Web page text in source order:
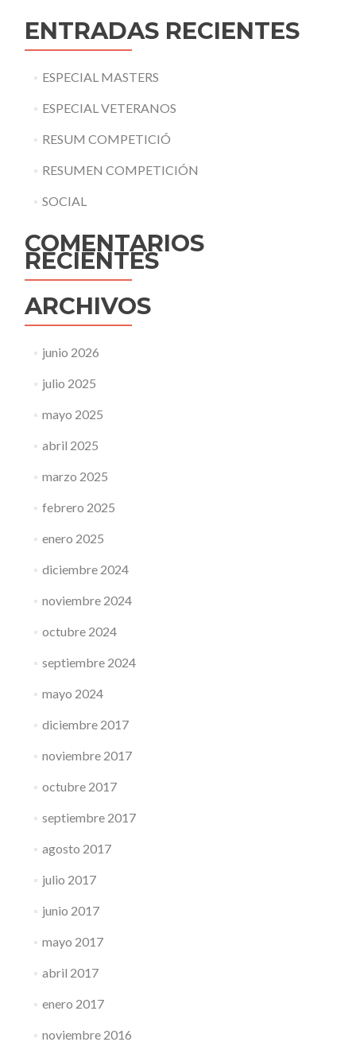
ENTRADAS RECIENTES
ESPECIAL MASTERS
ESPECIAL VETERANOS
RESUM COMPETICIÓ
RESUMEN COMPETICIÓN
SOCIAL
COMENTARIOS
RECIENTES
ARCHIVOS
junio 2026
julio 2025
mayo 2025
abril 2025
marzo 2025
febrero 2025
enero 2025
diciembre 2024
noviembre 2024
octubre 2024
septiembre 2024
mayo 2024
diciembre 2017
noviembre 2017
octubre 2017
septiembre 2017
agosto 2017
julio 2017
junio 2017
mayo 2017
abril 2017
enero 2017
noviembre 2016